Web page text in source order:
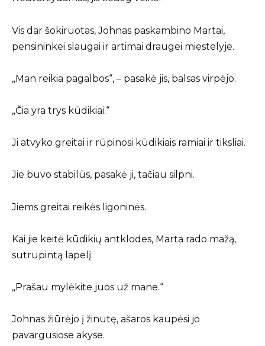
Vis dar šokiruotas, Johnas paskambino Martai,
pensininkei slaugai ir artimai draugei miestelyje.
„Man reikia pagalbos“, – pasakė jis, balsas virpėjo.
„Čia yra trys kūdikiai.“
Ji atvyko greitai ir rūpinosi kūdikiais ramiai ir tiksliai.
Jie buvo stabilūs, pasakė ji, tačiau silpni.
Jiems greitai reikės ligoninės.
Kai jie keitė kūdikių antklodes, Marta rado mažą,
sutrupintą lapelį:
„Prašau mylėkite juos už mane.“
Johnas žiūrėjo į žinutę, ašaros kaupėsi jo
pavargusiose akyse.